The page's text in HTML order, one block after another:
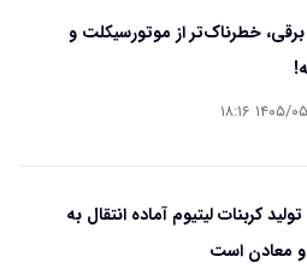
برقی، خطرناک‌تر از موتورسیکلت و
۱۶ ۱۸:۱۶
کربنات لیتیوم آماده انتقال به
معادن است